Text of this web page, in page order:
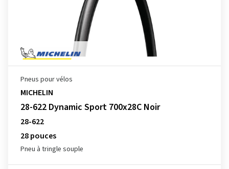
Pneus pour vélos
MICHELIN
28-622 Dynamic Sport 700x28C Noir
28-622
28 pouces
Pneu à tringle souple